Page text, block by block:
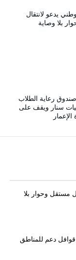
يدعو لانتقال
بلا وصاية
رعاية الطلاب
سنار ويقف على
مستقل وحوار بلا
قوافل دعم للمناطق